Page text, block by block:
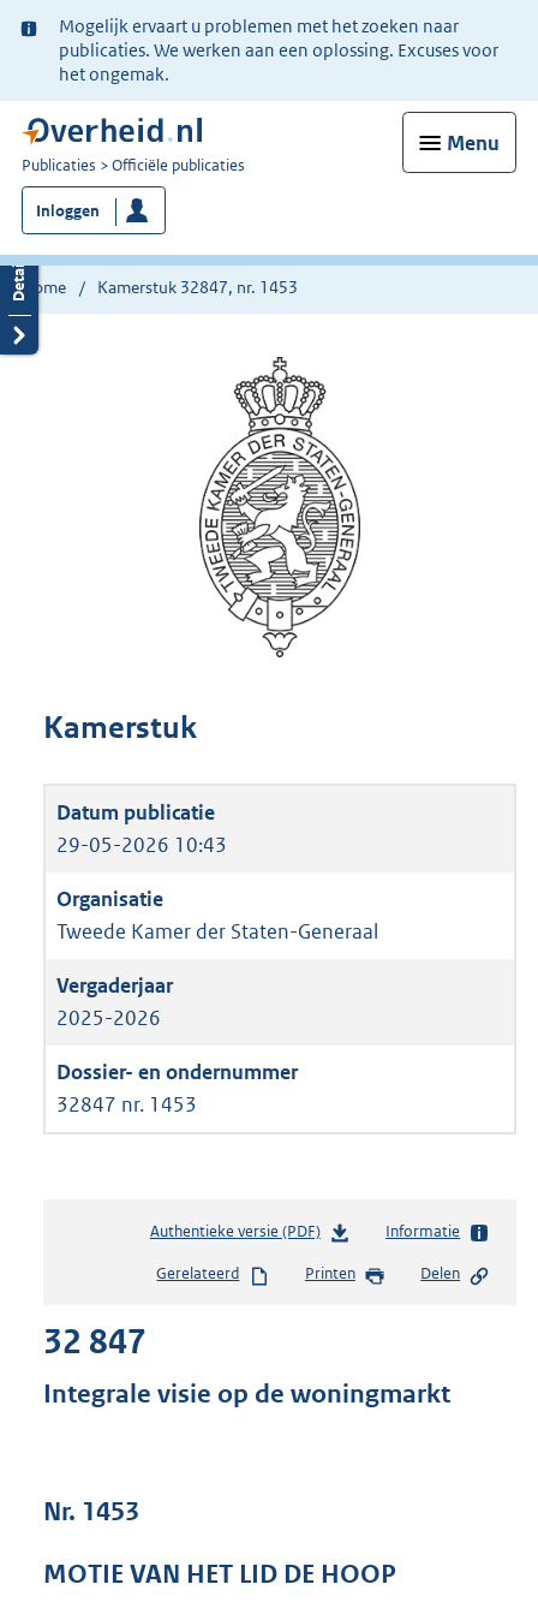
Ter
informatie:
Mogelijk ervaart u problemen met het zoeken naar
publicaties. We werken aan een oplossing. Excuses voor
het ongemak.
Menu
U
bent
nu
hier:
Publicaties Officiële publicaties
Inloggen
Home Kamerstuk 32847, nr. 1453
Kamerstuk
29-05-2026 10:43
Tweede Kamer der Staten-Generaal
2025-2026
32847 nr. 1453
Authentieke versie (PDF)b
s
s
e
Informatie
Gerelateerd Printen Delen
32 847
Integrale visie op de woningmarkt
Nr. 1453
MOTIE VAN HET LID DE HOOP